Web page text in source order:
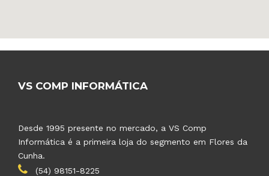
VS COMP INFORMÁTICA
Desde 1995 presente no mercado, a VS Comp
Informática é a primeira loja do segmento em Flores da
Cunha.
(54) 98151-8225